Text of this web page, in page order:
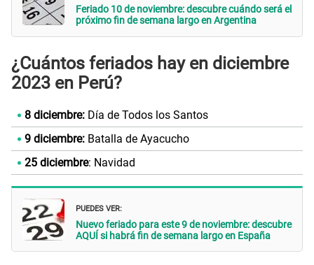
Feriado 10 de noviembre: descubre cuándo será el
próximo fin de semana largo en Argentina
¿Cuántos feriados hay en diciembre
2023 en Perú?
8 diciembre:Día de Todos los Santos
9 diciembre:Batalla de Ayacucho
25 diciembre: Navidad
PUEDES VER:
Nuevo feriado para este 9 de noviembre: descubre
AQUÍ si habrá fin de semana largo en España